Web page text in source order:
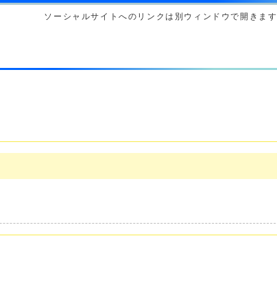
ソーシャルサイトへのリンクは別ウィンドウで開きます